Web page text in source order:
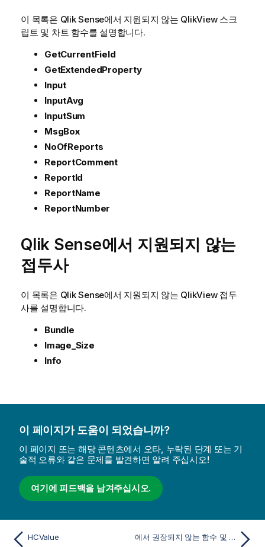
이 목록은 Qlik Sense에서 지원되지 않는 QlikView스크
립트 및 차트 함수를 설명합니다.
GetCurrentField
GetExtendedProperty
Input
InputAvg
InputSum
MsgBox
NoOfReports
ReportComment
ReportId
ReportName
ReportNumber
Qlik Sense에서 지원되지 않는
접두사
이 목록은 Qlik Sense에서 지원되지 않는 QlikView접두
사를 설명합니다.
Bundle
Image_Size
Info
이 페이지가 도움이 되었습니까?
이 페이지 또는 해당 콘텐츠에서 오타, 누락된 단계 또는 기
술적 오류와 같은 문제를 발견하면 알려 주십시오!
여기에 피드백을 남겨주십시오.
HCValue 에서 권장되지 않는 함수 및 문Qlik Sense